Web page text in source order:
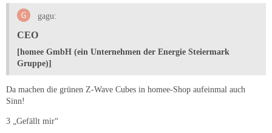
gagu:
CEO
[homee GmbH (ein Unternehmen der Energie Steiermark
Gruppe)]
Da machen die grünen Z-Wave Cubes in homee-Shop aufeinmal auch
Sinn!
3 „Gefällt mir“